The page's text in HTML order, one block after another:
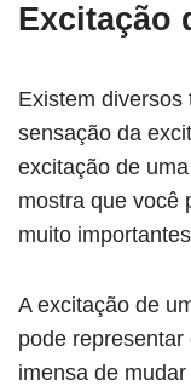
Excitação
Existem diversos
sensação da
excitação de
mostra que você
muito
A excitação de
pode
imensa de